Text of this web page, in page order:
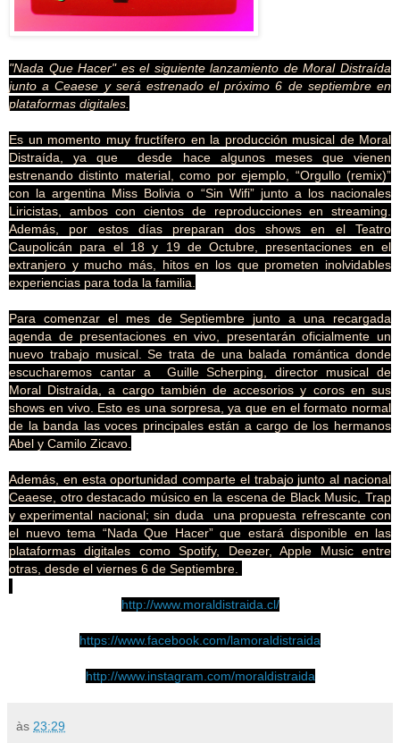
"Nada Que Hacer" es el siguiente lanzamiento de Moral Distraída
junto a Ceaese y será estrenado el próximo 6 de septiembre en
plataformas digitales.
Es un momento muy fructífero en la producción musical de Moral
Distraída, ya que desde hace algunos meses que vienen
estrenando distinto material, como por ejemplo, “Orgullo (remix)”
con la argentina Miss Bolivia o “Sin Wifi” junto a los nacionales
Liricistas, ambos con cientos de reproducciones en streaming.
Además, por estos días preparan dos shows en el Teatro
Caupolicán para el 18 y 19 de Octubre, presentaciones en el
extranjero y mucho más, hitos en los que prometen inolvidables
experiencias para toda la familia.
Para comenzar el mes de Septiembre junto a una recargada
agenda de presentaciones en vivo, presentarán oficialmente un
nuevo trabajo musical. Se trata de una balada romántica donde
escucharemos cantar a Guille Scherping, director musical de
Moral Distraída, a cargo también de accesorios y coros en sus
shows en vivo. Esto es una sorpresa, ya que en el formato normal
de la banda las voces principales están a cargo de los hermanos
Abel y Camilo Zicavo.
Además, en esta oportunidad comparte el trabajo junto al nacional
Ceaese, otro destacado músico en la escena de Black Music, Trap
y experimental nacional; sin duda una propuesta refrescante con
el nuevo tema “Nada Que Hacer” que estará disponible en las
plataformas digitales como Spotify, Deezer, Apple Music entre
otras, desde el viernes 6 de Septiembre.
http://www.moraldistraida.cl/
https://www.facebook.com/lamoraldistraida
http://www.instagram.com/moraldistraida
às 23:29